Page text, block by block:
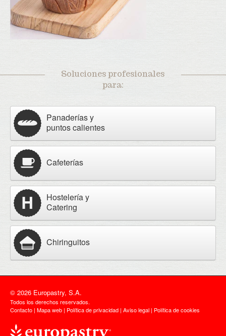
Soluciones profesionales
para:
Panaderías y
puntos calientes
Cafeterías
Hostelería y
Catering
Chiringuitos
© 2026 Europastry, S.A.
Todos los derechos reservados.
Contacto | Mapa web | Política de privacidad | Aviso legal | Política de cookies